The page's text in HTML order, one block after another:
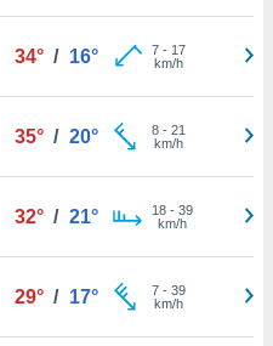
34° / 16° 7- 17
km/h
35° / 20° 8- 21
km/h
32° / 21° 18- 39
km/h
29° / 17° 7- 39
km/h